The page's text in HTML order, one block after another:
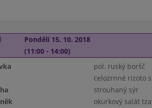
Pondělí 15. 10. 2018
(11:00 - 14:00)
pol. ruský boršč
celozrnné rizoto
strouhaný sýr
okurkový salát